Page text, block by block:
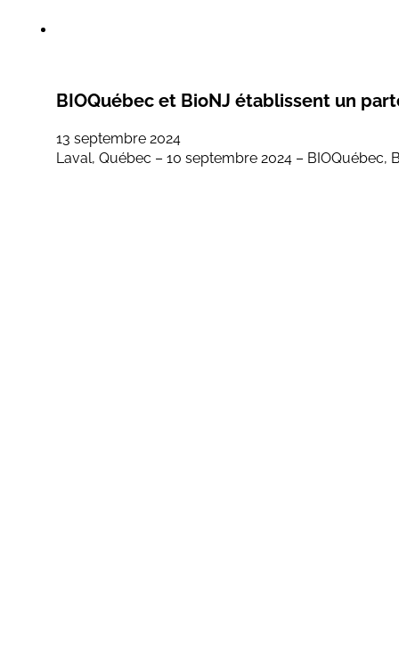
BIOQuébec et BioNJ établissent un
13 septembre 2024
Laval, Québec – 10 septembre 2024 –